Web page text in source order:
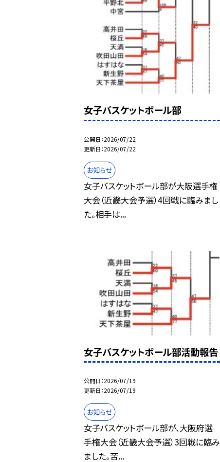
女子バスケットボール部
公開日 2026/07/22
更新日 2026/07/22
お知らせ
女子バスケットボール部が大阪選手権
大会（近畿大会予選）4回戦に臨みまし
た。相手は...
女子バスケットボール部活動報告
公開日 2026/07/19
更新日 2026/07/19
お知らせ
女子バスケットボール部が、大阪府選
手権大会（近畿大会予選）3回戦に臨み
ました。苦...